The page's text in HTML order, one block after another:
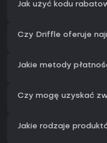
Jak użyć kodu
Czy Driffle oferuje
Jakie metody
Czy mogę uzyskać
Jakie rodzaje